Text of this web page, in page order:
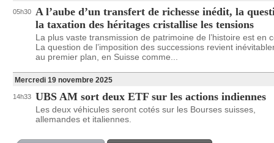
05h30 A l’aube d’un transfert de richesse inédit, la
la taxation des héritages cristallise les tensions
La plus vaste transmission de patrimoine de l’histoire est en
La question de l’imposition des successions revient
au premier plan, en Suisse comme...
Mercredi 19 novembre 2025
14h33 UBS AM sort deux ETF sur les actions indiennes
Les deux véhicules seront cotés sur les Bourses suisses,
allemandes et italiennes.